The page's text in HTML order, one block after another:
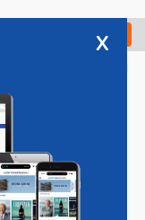
Check in
Vacatures
x